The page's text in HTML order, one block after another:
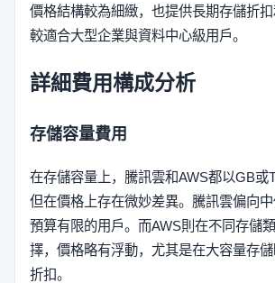
價格結構較為細緻，也提供長期存儲折扣
較適合大型企業與資料中心級用戶。
詳細費用構成分析
存儲容量費用
在存儲容量上，騰訊雲和AWS都以GB或
但在價格上存在微妙差異。騰訊雲偏向
預算有限的用戶。而AWS則在不同存儲
擇，價格略有浮動，尤其是在大容量存
折扣。